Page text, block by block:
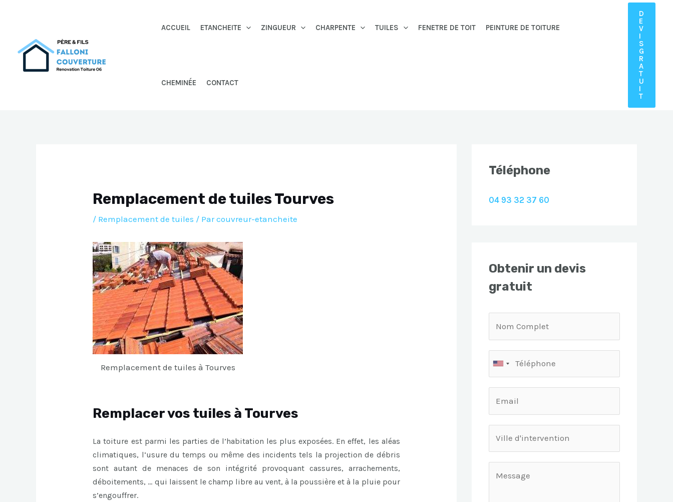
ACCUEIL ETANCHEITE ZINGUEUR CHARPENTE TUILES FENETRE DE TOIT PEINTURE DE TOITURE
CHEMINÉE CONTACT
D
E
V
I
S
G
R
A
T
U
I
T
Remplacement de tuiles Tourves
/ Remplacement de tuiles / Parcouvreur-etancheite
Remplacement de tuiles à Tourves
Remplacer vos tuiles à Tourves
La toiture est parmi les parties de l’habitation les plus exposées. En effet, les aléas
climatiques, l’usure du temps ou même des incidents tels la projection de débris
sont autant de menaces de son intégrité provoquant cassures, arrachements,
déboitements, … qui laissent le champ libre au vent, à la poussière et à la pluie pour
s’engouffrer.
Téléphone
04 93 32 37 60
Obtenir un devis
gratuit